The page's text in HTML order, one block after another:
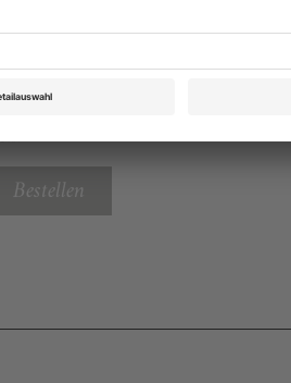
März 2013
medien, Seite 65
Bestellen